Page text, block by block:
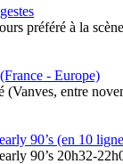
préféré à la
- Europe)
(Vanves, entre
90’s (en 10
90’s 20h32-